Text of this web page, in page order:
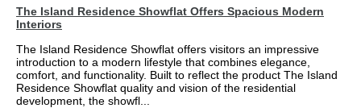
The Island Residence Showflat Offers Spacious Modern
Interiors
The Island Residence Showflat offers visitors an impressive
introduction to a modern lifestyle that combines elegance,
comfort, and functionality. Built to reflect the product The Island
Residence Showflat quality and vision of the residential
development, the showfl...